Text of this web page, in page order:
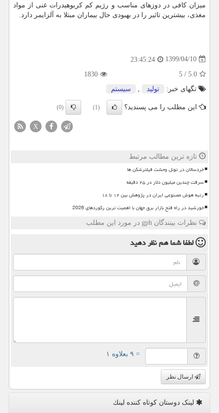
میزان کافی در دوزهای مناسب و رژیم کم کربوهیدرات غنی از مواد
مغذی، بیشترین تاثیر را در بهبودی حال بیماران مبتلا به آلزایمر دارد.
1399/04/10
23:45:24
5.0
/
5
1830
تگهای خبر:
تولید , سیستم
این مطلب را می پسندید؟ (1)
(0)
X
تازه ترین مطالب مرتبط
خردسالان در تونل وحشت فیلترشکن ها
سرقت چندین میلیون دلار در ۲۵ دقیقه
رتبه هوش مصنوعی ایران در پژوهش بین ۱۲ تا ۱۸
خورشید در راه فتح بازار برق جهان با اهمیت ترین رکوردهای 2026
نظرات بینندگان gph در مورد این مطلب
لطفا شما همنظر دهید
= ۹ بعلاوه ۱
ارسال نظر
لینک دوستان كوتاه كننده لینك